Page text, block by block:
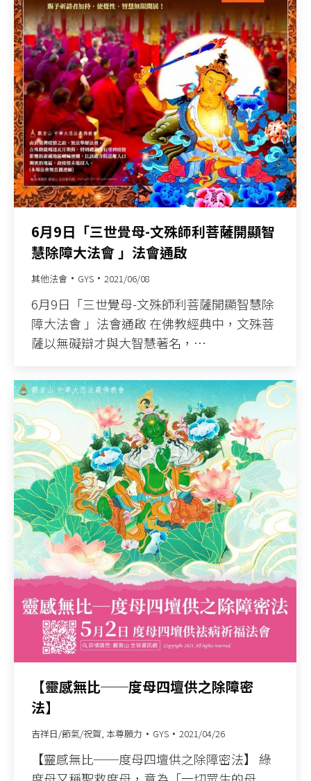
6月9日「三世覺母-文殊師利菩薩開顯智
慧除障大法會 」法會通啟
其他法會 GYS 2021/06/08
6月9日「三世覺母-文殊師利菩薩開顯智慧除
障大法會 」法會通啟 在佛教經典中，文殊菩
薩以無礙辯才與大智慧著名，…
【靈感無比──度母四壇供之除障密
法】
吉祥日/節氣/祝賀, 本尊願力 GYS 2021/04/26
【靈感無比──度母四壇供之除障密法】 綠